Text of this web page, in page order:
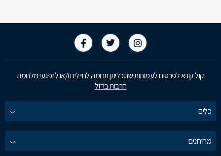
קול קורא לפרסום לעמותות שתכליתן תרומה לחיילים ו/או לנפגעי מלחמת
חרבות ברזל
כלים
מחירונים